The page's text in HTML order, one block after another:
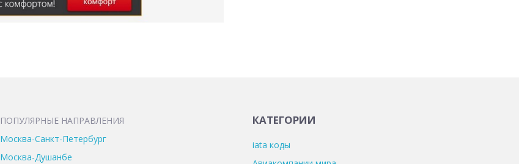
ПОПУЛЯРНЫЕ НАПРАВЛЕНИЯ
Москва-Санкт-Петербург
Москва-Душанбе
КАТЕГОРИИ
iata коды